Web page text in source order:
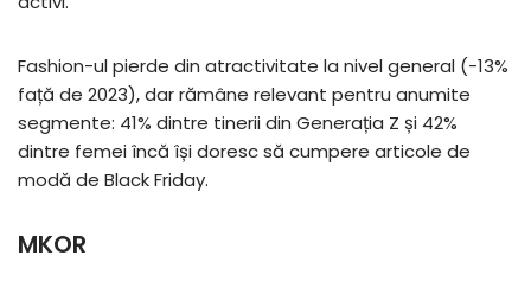
Fashion-ul pierde din atractivitate la nivel general (-13%
față de 2023), dar rămâne relevant pentru anumite
segmente: 41% dintre tinerii din Generația Z și 42%
dintre femei încă își doresc să cumpere articole de
modă de Black Friday.
MKOR